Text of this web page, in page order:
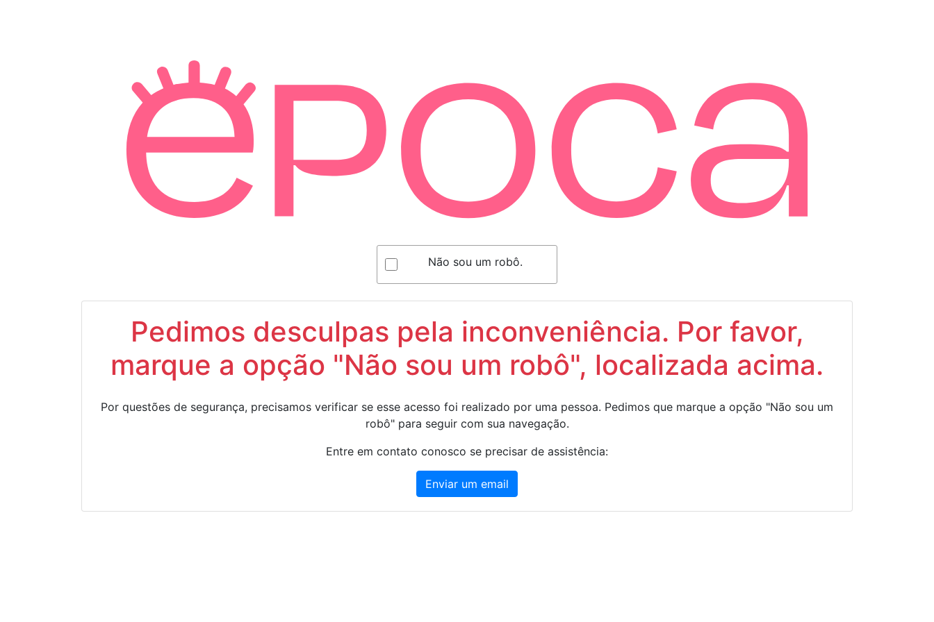
Não sou um robô.
Pedimos desculpas pela inconveniência. Por favor,
marque a opção "Não sou um robô", localizada acima.
Por questões de segurança, precisamos verificar se esse acesso foi realizado por uma pessoa. Pedimos que marque a opção "Não sou um
robô" para seguir com sua navegação.
Entre em contato conosco se precisar de assistência:
Enviar um email